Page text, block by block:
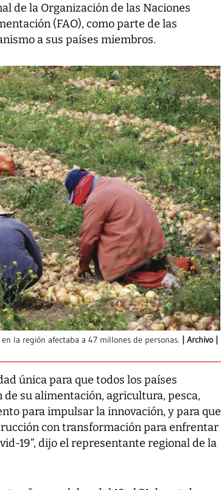
de la Organización de las Naciones
(FAO), como parte de las
a sus países miembros.
la región afectaba a 47 millones de personas.
Archivo |
única para que todos los países
su alimentación, agricultura, pesca,
para impulsar la innovación, y para que
con transformación para enfrentar
19”, dijo el representante regional de la